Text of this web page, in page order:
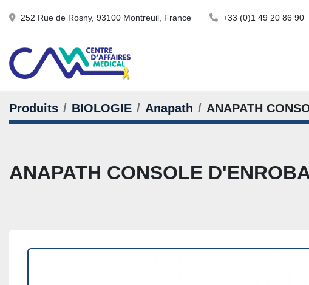
252 Rue de Rosny, 93100 Montreuil, France +33 (0)1 49 20 86 90
Produits BIOLOGIE Anapath ANAPATH
ANAPATH CONSOLE